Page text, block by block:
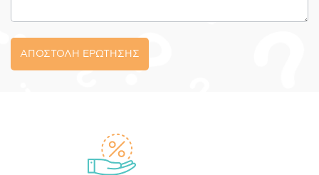
ΑΠΟΣΤΟΛΗ ΕΡΩΤΗΣΗΣ